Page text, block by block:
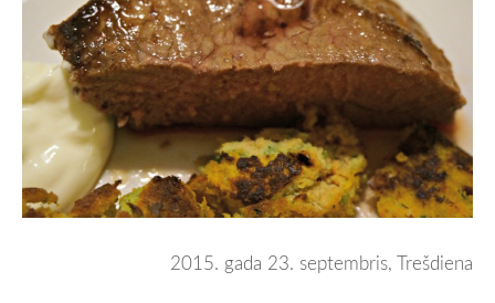
2015. gada 23. septembris, Trešdiena